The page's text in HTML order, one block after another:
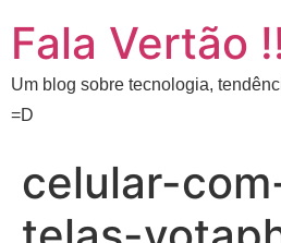
Fala Vertão
Um blog sobre tecnologia,
=D
celular-